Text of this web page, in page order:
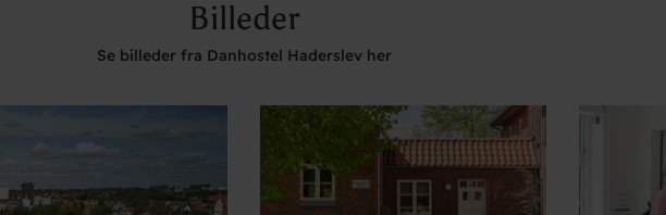
Billeder
Se billeder fra Danhostel Haderslev her